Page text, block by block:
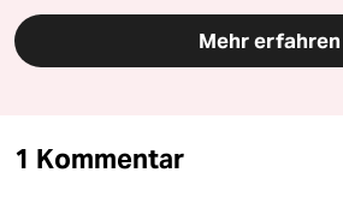
Mehr erfahren
1 Kommentar